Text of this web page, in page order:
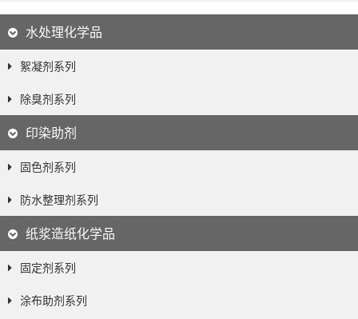
水处理化学品
絮凝剂系列
除臭剂系列
印染助剂
固色剂系列
防水整理剂系列
纸浆造纸化学品
固定剂系列
涂布助剂系列